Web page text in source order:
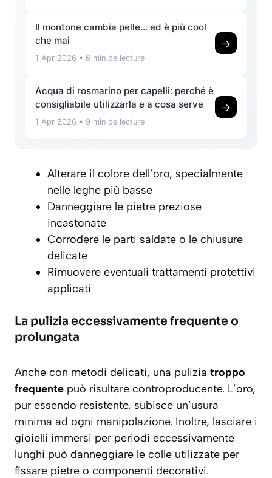
Il montone cambia pelle… ed è più cool
che mai
1 Apr 2026 • 6 min de lecture
→
Acqua di rosmarino per capelli: perché è
consigliabile utilizzarla e a cosa serve
1 Apr 2026 • 9 min de lecture
→
Alterare il colore dell’oro, specialmente
nelle leghe più basse
Danneggiare le pietre preziose
incastonate
Corrodere le parti saldate o le chiusure
delicate
Rimuovere eventuali trattamenti protettivi
applicati
La pulizia eccessivamente frequente o
prolungata
Anche con metodi delicati, una pulizia troppo
frequente può risultare controproducente. L’oro,
pur essendo resistente, subisce un’usura
minima ad ogni manipolazione. Inoltre, lasciare i
gioielli immersi per periodi eccessivamente
lunghi può danneggiare le colle utilizzate per
fissare pietre o componenti decorativi.